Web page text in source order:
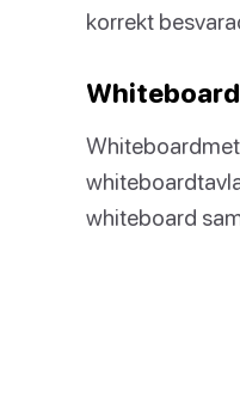
korrekt
whiteboard